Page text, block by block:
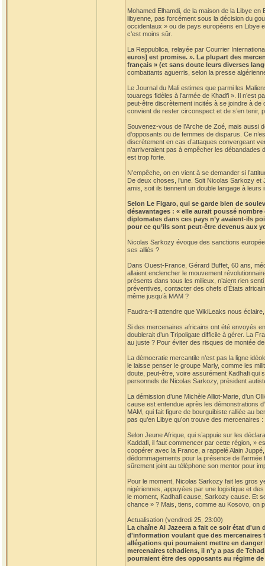
Mohamed Elhamdi, de la maison de la Libye
libyenne, pas forcément sous la décision du
occidentaux » ou de pays européens en Libye
c’est moins sûr.
La Reppublica, relayée par Courrier
euros] est promise. ». La plupart des
français » (et sans doute leurs diverses
combattants aguerris, selon la presse
Le Journal du Mali estimes que parmi les
touaregs fidèles à l’armée de Khadfi ». Il n’est
peut-être discrètement incités à se joindre à
convient de rester circonspect et de s’en tenir,
Souvenez-vous de l’Arche de Zoé, mais aussi
d’opposants ou de femmes de disparus. Ce
discrètement en cas d’attaques convergeant
n’arriveraient pas à empêcher les
est trop forte.
N’empêche, on en vient à se demander si
De deux choses, l’une. Soit Nicolas Sarkozy
amis, soit ils tiennent un double langage à leurs
Selon Le Figaro, qui se garde bien de
désavantages : « elle aurait poussé
diplomates dans ces pays n’y avaient-ils
pour ce qu’ils sont peut-être devenus aux
Nicolas Sarkozy évoque des sanctions
ses alliés ?
Dans Ouest-France, Gérard Buffet, 60 ans,
allaient enclencher le mouvement
présents dans tous les milieux, n’aient rien
préventives, contacter des chefs d’États
même jusqu’à MAM ?
Faudra-t-il attendre que WikiLeaks nous
Si des mercenaires africains ont été envoyés
doublerait d’un Tripoligate difficile à gérer. La
au juste ? Pour éviter des risques de montée
La démocratie mercantile n’est pas la ligne
le laisse penser le groupe Marly, comme les
doute, peut-être, voire assurément Kadhafi qui
personnels de Nicolas Sarkozy, président
La démission d’une Michèle Alliot-Marie, d’un
cause est entendue après les démonstrations
MAM, qui fait figure de bourguibiste ralliée au
pas qu’en Libye qu’on trouve des
Selon Jeune Afrique, qui s’appuie sur les
Kaddafi, il faut commencer par cette région, »
coopérer avec la France, a rappelé Alain
dédommagements pour la présence de
sûrement joint au téléphone son mentor pour
Pour le moment, Nicolas Sarkozy fait les gros
nigériennes, appuyées par une logistique et
le moment, Kadhafi cause, Sarkozy cause. Et
chance » ? Mais, tiens, comme au Kosovo, on
Actualisation (vendredi 25, 23:00)
La chaîne Al Jazeera a fait ce soir état
d'information voulant que des mercenaires
allégations qui pourraient mettre en
mercenaires tchadiens, il n'y a pas de
pourraient être des opposants au régime de